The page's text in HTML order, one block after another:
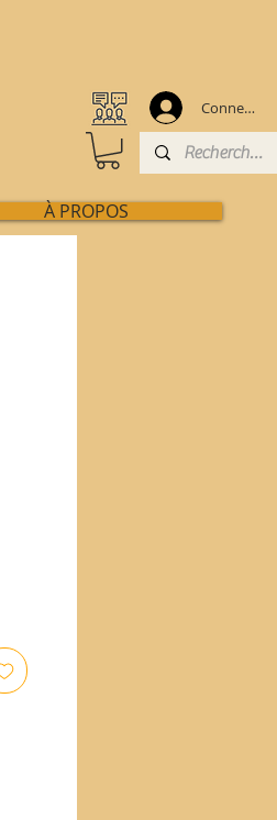
Connexion
À PROPOS